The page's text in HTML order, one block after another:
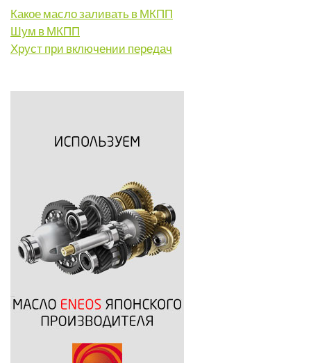
Какое масло заливать в МКПП
Шум в МКПП
Хруст при включении передач